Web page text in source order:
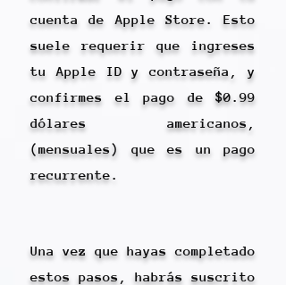
cuenta de Apple Store. Esto
suele requerir que ingreses
tu Apple ID y contraseña, y
confirmes el pago de $0.99
dólares americanos,
(mensuales) que es un pago
recurrente.
Una vez que hayas completado
estos pasos, habrás suscrito